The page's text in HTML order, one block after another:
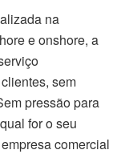
na
e onshore, a
sem
pressão para
for o seu
comercial